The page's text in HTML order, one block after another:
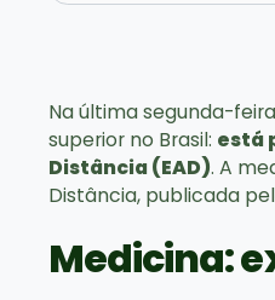
Na última segunda-
superior no Brasil: está
Distância (EAD). A
Distância, publicada
Medicina: